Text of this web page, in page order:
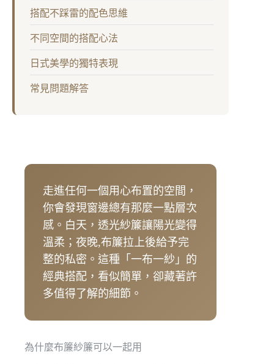
搭配不踩雷的配色思維
不同空間的搭配心法
日式美學的獨特表現
常見問題解答
走進任何一個用心布置的空間，
你會發現窗邊總有那麼一點層次
感。白天，透光紗簾讓陽光變得
溫柔；夜晚,布簾拉上後給予完
整的私密。這種「一布一紗」的
經典搭配，看似簡單，卻藏著許
多值得了解的細節。
為什麼布簾紗簾可以一起用